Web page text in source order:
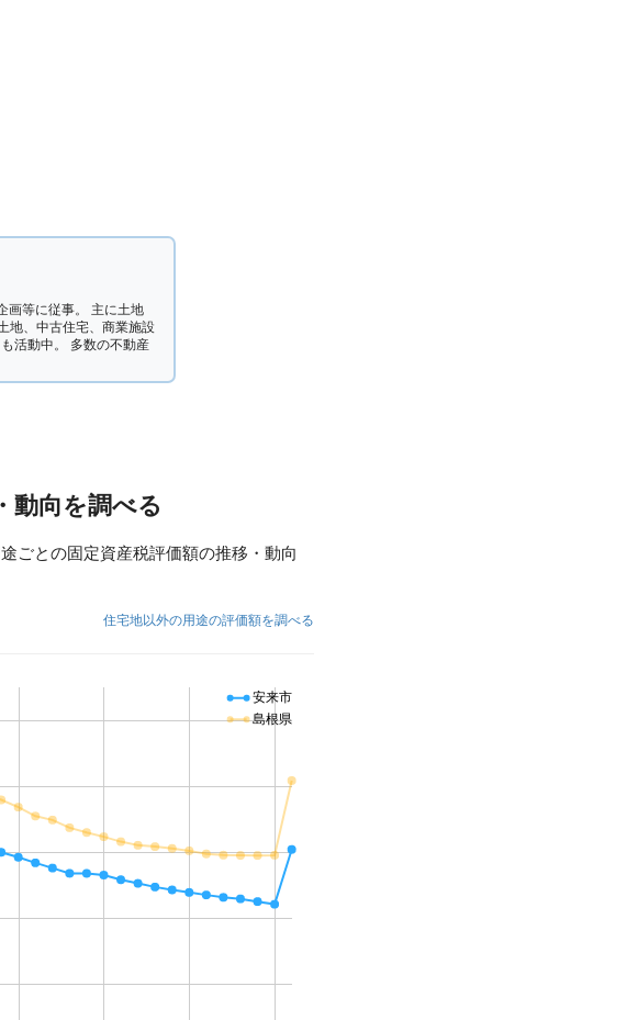
画等に従事。 主に土地
地、中古住宅、商業施設
活動中。 多数の不動産
動向を調べる
ごとの固定資産税評価額の推移・動向
住宅地以外の用途の評価額を調べる
安来市
島根県